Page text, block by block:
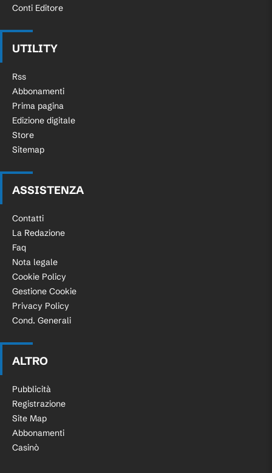
Conti Editore
UTILITY
Rss
Abbonamenti
Prima pagina
Edizione digitale
Store
Sitemap
ASSISTENZA
Contatti
La Redazione
Faq
Nota legale
Cookie Policy
Gestione Cookie
Privacy Policy
Cond. Generali
ALTRO
Pubblicità
Registrazione
Site Map
Abbonamenti
Casinò